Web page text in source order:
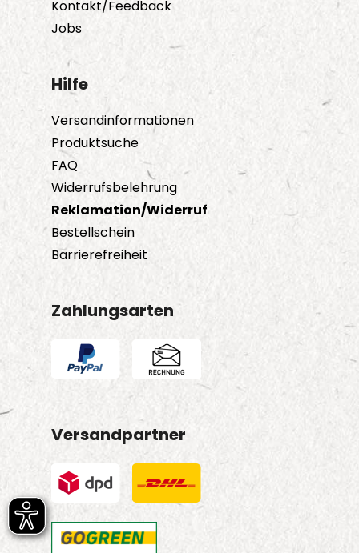
Kontakt/Feedback
Jobs
Hilfe
Versandinformationen
Produktsuche
FAQ
Widerrufsbelehrung
Reklamation/Widerruf
Bestellschein
Barrierefreiheit
Zahlungsarten
Versandpartner